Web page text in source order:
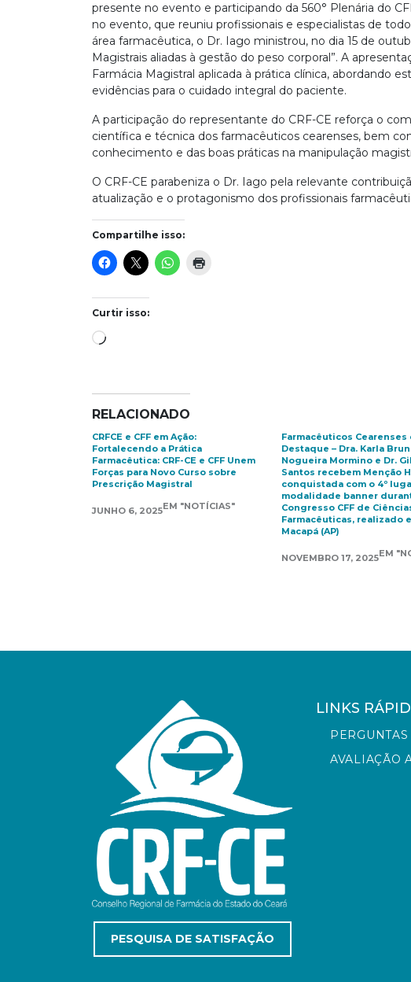
presente no evento e participando da 560° Plenária do
no evento, que reuniu profissionais e especialistas de
área farmacêutica, o Dr. Iago ministrou, no dia 15 de
Magistrais aliadas à gestão do peso corporal”. A
Farmácia Magistral aplicada à prática clínica, abordando
evidências para o cuidado integral do paciente.
A participação do representante do CRF-CE reforça o
científica e técnica dos farmacêuticos cearenses, bem
conhecimento e das boas práticas na manipulação
O CRF-CE parabeniza o Dr. Iago pela relevante
atualização e o protagonismo dos profissionais
Compartilhe isso:
Curtir isso:
Carregando...
RELACIONADO
CRFCE e CFF em Ação:
Fortalecendo a Prática
Farmacêutica: CRF-CE e CFF Unem
Forças para Novo Curso sobre
Prescrição Magistral
JUNHO 6, 2025EM "NOTÍCIAS"
Farmacêuticos Cearenses
Destaque – Dra. Karla
Nogueira Mormino e Dr.
Santos recebem Menção
conquistada com o 4º
modalidade banner
Congresso CFF de
Farmacêuticas, realizado
Macapá (AP)
NOVEMBRO 17, 2025EM
PESQUISA DE SATISFAÇÃO
LINKS
AVALIAÇÃO